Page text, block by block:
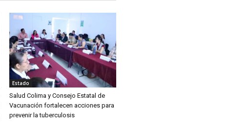
Estado
Salud Colima y Consejo Estatal de
Vacunación fortalecen acciones para
prevenir la tuberculosis